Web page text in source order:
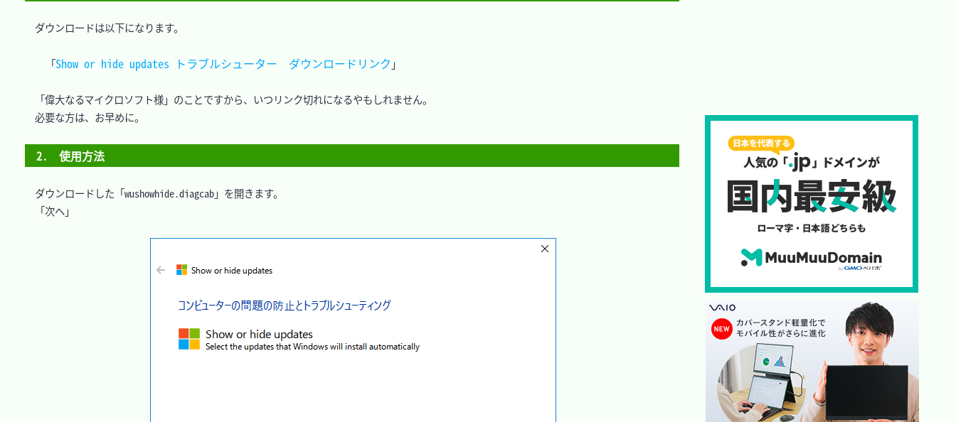
ダウンロードは以下になります。
「Show or hide updates トラブルシューター  ダウンロードリンク 」
「偉大なるマイクロソフト様」のことですから、いつリンク切れになるやもしれません。
必要な方は、お早めに。
2.　使用方法
ダウンロードした「wushowhide.diagcab」を開きます。
「次へ」